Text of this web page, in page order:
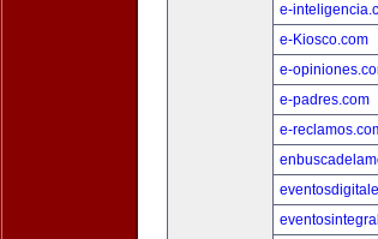
e-
e-Kiosco.com
e-
e-padres.com
e-